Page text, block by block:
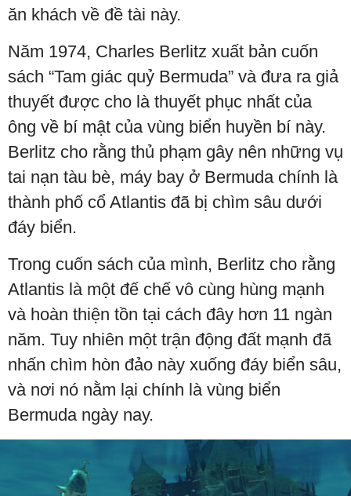
ăn khách về đề tài này.
Năm 1974, Charles Berlitz xuất bản cuốn
sách “Tam giác quỷ Bermuda” và đưa ra giả
thuyết được cho là thuyết phục nhất của
ông về bí mật của vùng biển huyền bí này.
Berlitz cho rằng thủ phạm gây nên những vụ
tai nạn tàu bè, máy bay ở Bermuda chính là
thành phố cổ Atlantis đã bị chìm sâu dưới
đáy biển.
Trong cuốn sách của mình, Berlitz cho rằng
Atlantis là một đế chế vô cùng hùng mạnh
và hoàn thiện tồn tại cách đây hơn 11 ngàn
năm. Tuy nhiên một trận động đất mạnh đã
nhấn chìm hòn đảo này xuống đáy biển sâu,
và nơi nó nằm lại chính là vùng biển
Bermuda ngày nay.